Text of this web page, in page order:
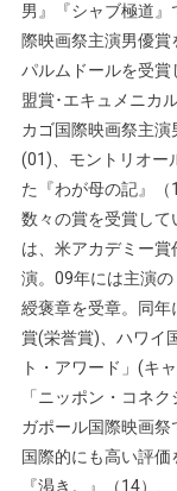
男』『シャブ極道
際映画祭主演男優賞
パルムドールを受
盟賞･エキュメニカ
カゴ国際映画祭主演
(01)、モントリオー
た『わが母の記』（
数々の賞を受賞して
は、米アカデミー
演。09年には主演
綬褒章を受章。同年
賞(栄誉賞)、ハワイ
ト・アワード」(キ
「ニッポン・コネ
ガポール国際映画祭
国際的にも高い評価
『渇き。』（14）